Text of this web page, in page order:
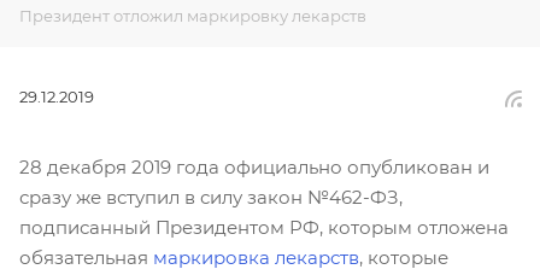
Президент отложил маркировку лекарств
29.12.2019
28 декабря 2019 года официально опубликован и
сразу же вступил в силу закон №462-ФЗ,
подписанный Президентом РФ, которым отложена
обязательная маркировка лекарств, которые